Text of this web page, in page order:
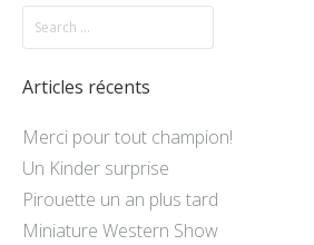
Articles récents
Merci pour tout champion!
Un Kinder surprise
Pirouette un an plus tard
Miniature Western Show